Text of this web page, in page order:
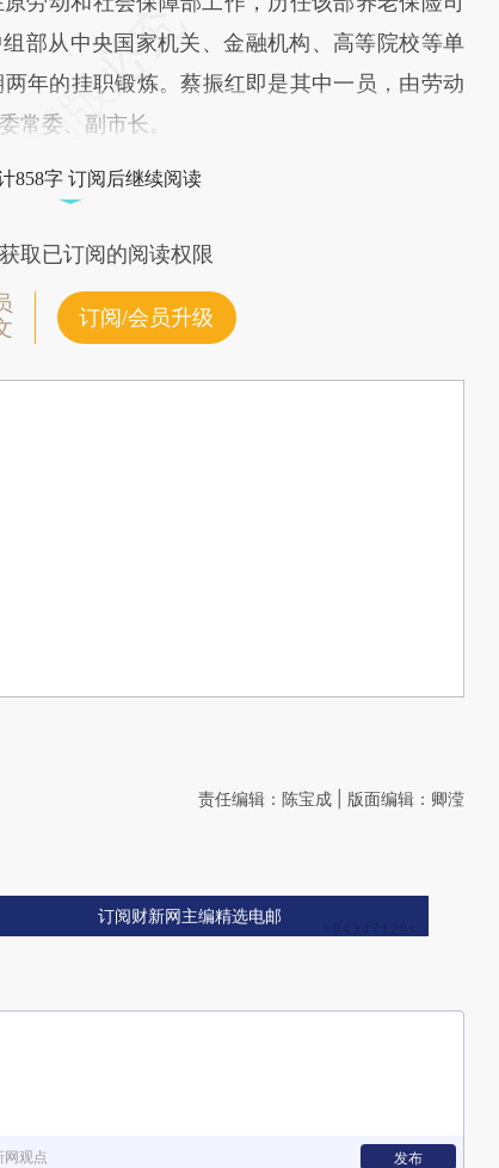
部从中央国家机关、金融机构、高等院校等单
年的挂职锻炼。蔡振红即是其中一员，由劳动
常委、副市长。
858字 订阅后继续阅读
取已订阅的阅读权限
订阅/会员升级
责任编辑：陈宝成 | 版面编辑：卿滢
订阅财新网主编精选电邮
网观点 发布